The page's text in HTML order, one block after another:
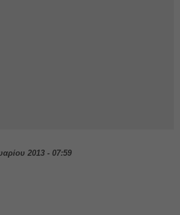
2013 - 07:59